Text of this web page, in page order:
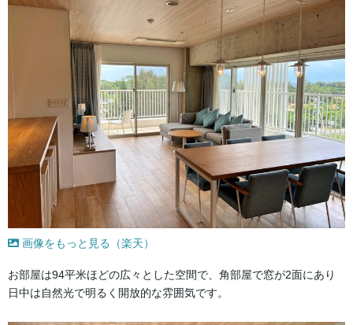
画像をもっと見る（楽天）
お部屋は94平米ほどの広々とした空間で、角部屋で窓が2面にあり
日中は自然光で明るく開放的な雰囲気です。